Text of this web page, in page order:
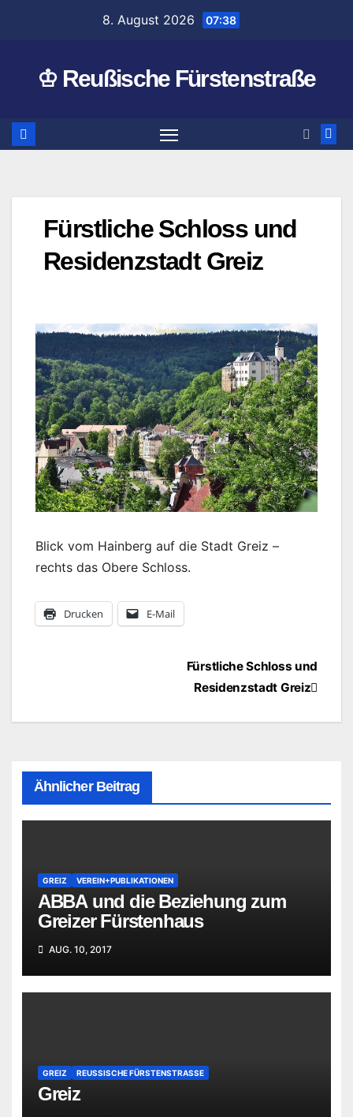
8. August 2026 07:38
♔ Reußische Fürstenstraße
Fürstliche Schloss und
Residenzstadt Greiz
Blick vom Hainberg auf die Stadt Greiz –
rechts das Obere Schloss.
Drucken E-Mail
BeitragsnavigationFürstliche Schloss und
Residenzstadt Greiz
Ähnlicher Beitrag
GREIZ VEREIN+PUBLIKATIONEN
ABBA und die Beziehung zum
Greizer Fürstenhaus
AUG. 10, 2017
GREIZ REUSSISCHE FÜRSTENSTRASSE
Greiz